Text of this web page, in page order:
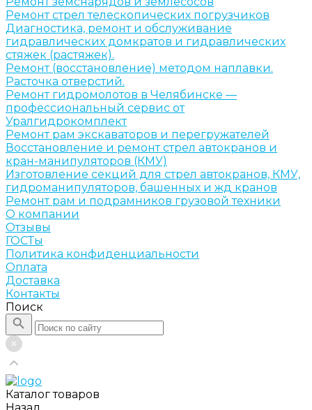
Ремонт стрел телескопических погрузчиков
Диагностика, ремонт и обслуживание
гидравлических домкратов и гидравлических
стяжек (растяжек).
Ремонт (восстановление) методом наплавки.
Расточка отверстий.
Ремонт гидромолотов в Челябинске —
профессиональный сервис от
Уралгидрокомплект
Ремонт рам экскаваторов и перегружателей
Восстановление и ремонт стрел автокранов и
кран-манипуляторов (КМУ)
Изготовление секций для стрел автокранов, КМУ,
гидроманипуляторов, башенных и жд кранов
Ремонт рам и подрамников грузовой техники
О компании
Отзывы
ГОСТы
Политика конфиденциальности
Оплата
Доставка
Контакты
Поиск
Каталог товаров